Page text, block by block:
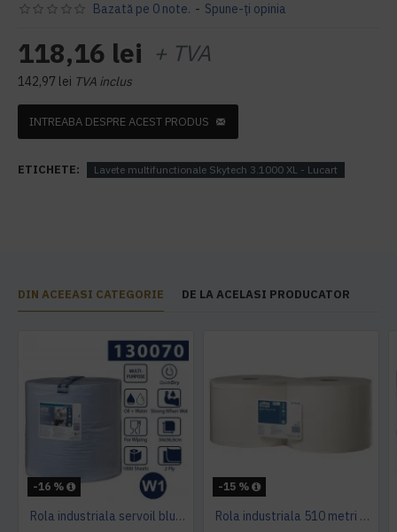
Bazată pe 0 note. - Spune-ţi opinia
118,16 lei + TVA
142,97 lei TVA inclus
INTREABA DESPRE ACEST PRODUS
ETICHETE: Lavete multifunctionale Skytech 3.1000 XL - Lucart
DIN ACEEASI CATEGORIE DE LA ACELASI PRODUCATOR
-16 %
Rola industriala servoil blue Tork, 340 m
-15 %
Rola industriala 510 metri Tork x 2, pret pe bax 2 role